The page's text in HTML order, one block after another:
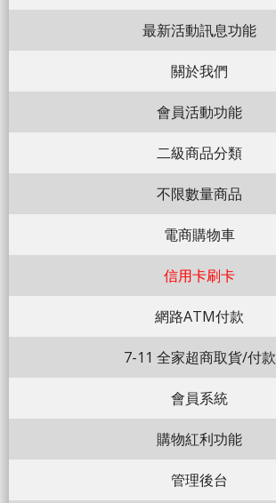
最新活動訊息功能
關於我們
會員活動功能
二級商品分類
不限數量商品
電商購物車
信用卡刷卡
網路ATM付款
7-11 全家超商取貨/付款
會員系統
購物紅利功能
管理後台